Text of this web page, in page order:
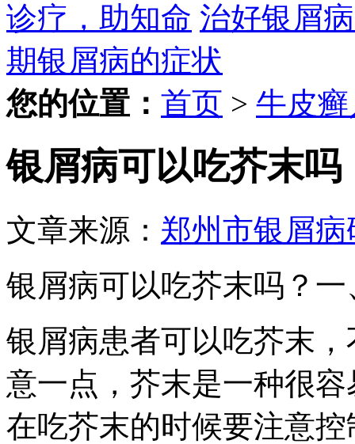
诊疗，助知命 治好银屑
期银屑病的症状
您的位置： 首页 > 牛皮
银屑病可以吃芥末吗
文章来源： 郑州市银屑病
银屑病可以吃芥末吗？
银屑病患者可以吃芥末
意一点，芥末是一种很
在吃芥末的时候要注意